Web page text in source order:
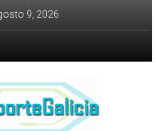
9, 2026